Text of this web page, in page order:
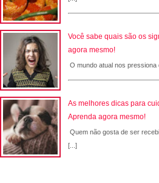
Você sabe quais são os
agora mesmo!
O mundo atual nos pressiona
As melhores dicas para
Aprenda agora mesmo!
Quem não gosta de ser
[...]